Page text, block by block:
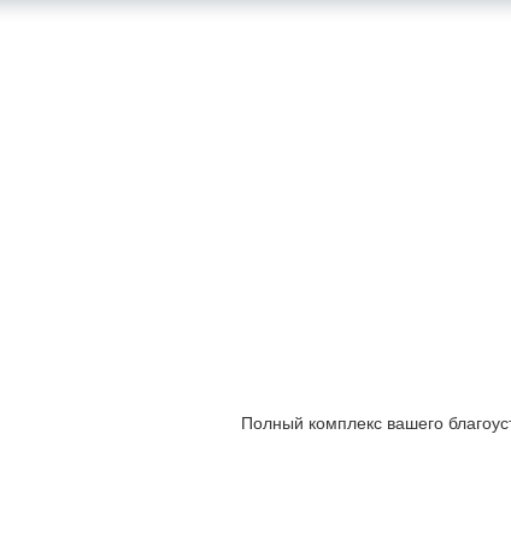
Полный комплекс вашего